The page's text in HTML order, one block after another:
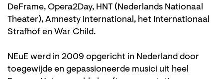
DeFrame, Opera2Day, HNT (Nederlands Nationaal
Theater), Amnesty International, het Internationaal
Strafhof en War Child.
NEuE werd in 2009 opgericht in Nederland door
toegewijde en gepassioneerde musici uit heel